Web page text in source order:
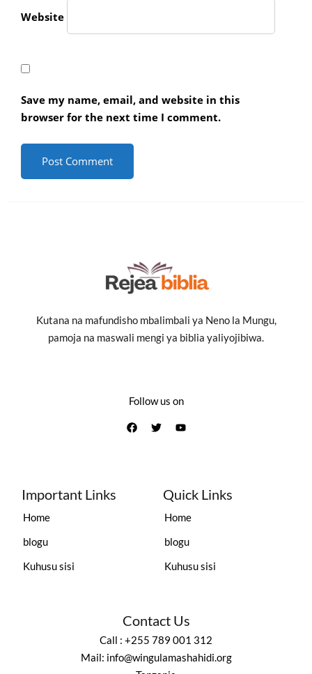
Website
Save my name, email, and website in this
browser for the next time I comment.
Kutana na mafundisho mbalimbali ya Neno la Mungu,
pamoja na maswali mengi ya biblia yaliyojibiwa.
Follow us on
Important Links
Home
blogu
Kuhusu sisi
Quick Links
Home
blogu
Kuhusu sisi
Contact Us
Call : +255 789 001 312
Mail: info@wingulamashahidi.org